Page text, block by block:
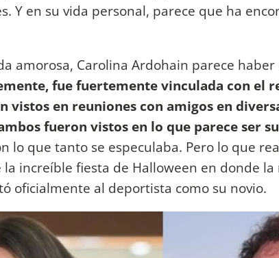
Y en su vida personal, parece que ha
amorosa, Carolina Ardohain parece
fue fuertemente vinculada con el
vistos en reuniones con amigos en
fueron vistos en lo que parece ser
lo que tanto se especulaba. Pero lo que
la increíble fiesta de Halloween en donde
oficialmente al deportista como su novio.